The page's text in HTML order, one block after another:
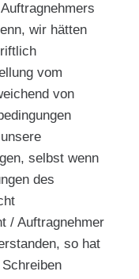
wir hätten
vom
von
selbst wenn
des
/ Auftragnehmer
so hat